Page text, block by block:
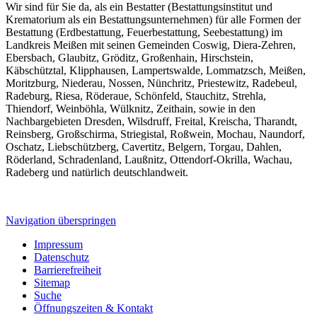
Wir sind für Sie da, als ein Bestatter (Bestattungsinstitut und
Krematorium als ein Bestattungsunternehmen) für alle Formen der
Bestattung (Erdbestattung, Feuerbestattung, Seebestattung) im
Landkreis Meißen mit seinen Gemeinden Coswig, Diera-Zehren,
Ebersbach, Glaubitz, Gröditz, Großenhain, Hirschstein,
Käbschütztal, Klipphausen, Lampertswalde, Lommatzsch, Meißen,
Moritzburg, Niederau, Nossen, Nünchritz, Priestewitz, Radebeul,
Radeburg, Riesa, Röderaue, Schönfeld, Stauchitz, Strehla,
Thiendorf, Weinböhla, Wülknitz, Zeithain, sowie in den
Nachbargebieten Dresden, Wilsdruff, Freital, Kreischa, Tharandt,
Reinsberg, Großschirma, Striegistal, Roßwein, Mochau, Naundorf,
Oschatz, Liebschützberg, Cavertitz, Belgern, Torgau, Dahlen,
Röderland, Schradenland, Laußnitz, Ottendorf-Okrilla, Wachau,
Radeberg und natürlich deutschlandweit.
Navigation überspringen
Impressum
Datenschutz
Barrierefreiheit
Sitemap
Suche
Öffnungszeiten & Kontakt